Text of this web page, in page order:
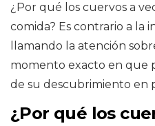
¿Por qué los cuervos a
comida? Es contrario a la
llamando la atención
momento exacto en que
de su descubrimiento en
¿Por qué los